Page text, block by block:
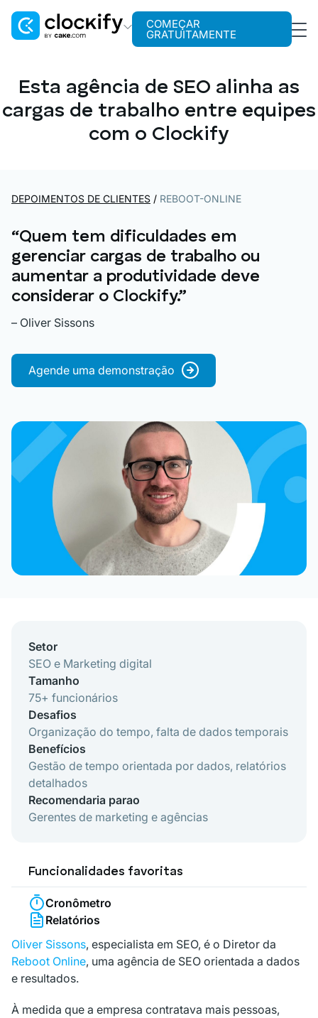
Rastreamento de tempo
Plaky
Gerenciamento de projetos
COMEÇAR
GRATUITAMENTE
Esta agência de SEO alinha as
cargas de trabalho entre equipes
com o Clockify
DEPOIMENTOS DE CLIENTES / REBOOT-ONLINE
“Quem tem dificuldades em
gerenciar cargas de trabalho ou
aumentar a produtividade deve
considerar o Clockify.”
– Oliver Sissons
Agende uma demonstração
Setor
SEO e Marketing digital
Tamanho
75+ funcionários
Desafios
Organização do tempo, falta de dados temporais
Benefícios
Gestão de tempo orientada por dados, relatórios
detalhados
Recomendaria parao
Gerentes de marketing e agências
Funcionalidades favoritas
Cronômetro
Relatórios
Oliver Sissons, especialista em SEO, é o Diretor da
Reboot Online, uma agência de SEO orientada a dados
e resultados.
À medida que a empresa contratava mais pessoas,